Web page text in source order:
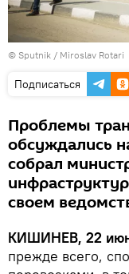
© Sputnik / Miroslav Rotari
Подписаться
Проблемы
обсуждались
собрал
своем
КИШИНЕВ, 22
прежде всего,